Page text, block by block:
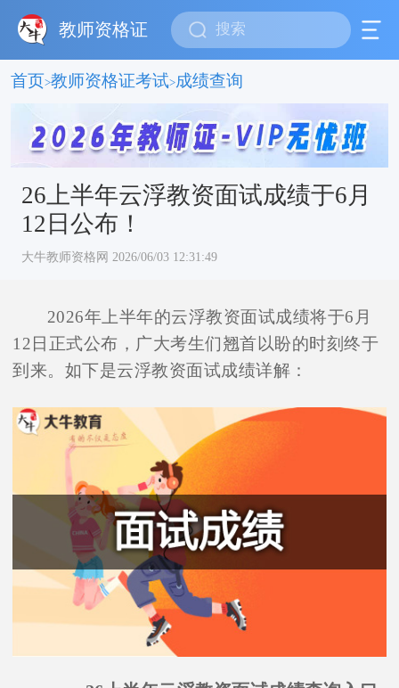
教师资格证
首页>教师资格证考试>成绩查询
26上半年云浮教资面试成绩于6月
12日公布！
大牛教师资格网 2026/06/03 12:31:49
2026年上半年的云浮教资面试成绩将于6月
12日正式公布，广大考生们翘首以盼的时刻终于
到来。如下是云浮教资面试成绩详解：